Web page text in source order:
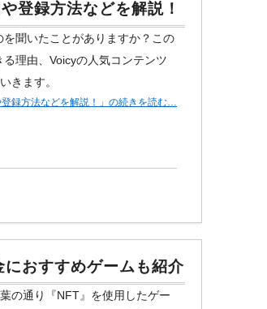
登録方法などを解説！
聞いたことがありますか？この
理由、Voicyの人気コンテンツ
きます。
登録方法などを解説！」の続きを読む…
おすすめゲームも紹介
の通り『NFT』を使用したゲー